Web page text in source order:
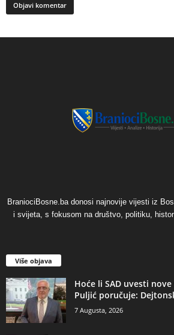
BraniociBosne.ba donosi najnovije vijesti iz
i svijeta, s fokusom na društvo, politiku,
Više objava
​Hoće li SAD uvesti
Puljić poručuje:
7 Augusta, 2026